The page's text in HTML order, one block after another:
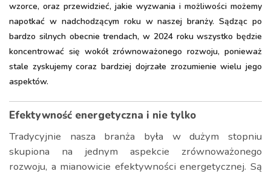
wzorce, oraz przewidzieć, jakie wyzwania i możliwości możemy
napotkać w nadchodzącym roku w naszej branży. Sądząc po
bardzo silnych obecnie trendach, w 2024 roku wszystko będzie
koncentrować się wokół zrównoważonego rozwoju, ponieważ
stale zyskujemy coraz bardziej dojrzałe zrozumienie wielu jego
aspektów.
Efektywność energetyczna i nie tylko
Tradycyjnie nasza branża była w dużym stopniu
skupiona na jednym aspekcie zrównoważonego
rozwoju, a mianowicie efektywności energetycznej. Są